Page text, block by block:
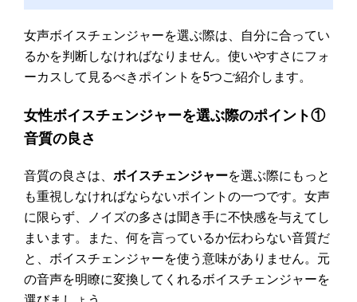
女声ボイスチェンジャーを選ぶ際は、自分に合ってい
るかを判断しなければなりません。使いやすさにフォ
ーカスして見るべきポイントを5つご紹介します。
女性ボイスチェンジャーを選ぶ際のポイント①
音質の良さ
音質の良さは、 ボイスチェンジャーを選ぶ際にもっと
も重視しなければならないポイントの一つです。女声
に限らず、ノイズの多さは聞き手に不快感を与えてし
まいます。また、何を言っているか伝わらない音質だ
と、ボイスチェンジャーを使う意味がありません。元
の音声を明瞭に変換してくれるボイスチェンジャーを